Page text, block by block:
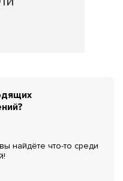
найдёте что-то среди